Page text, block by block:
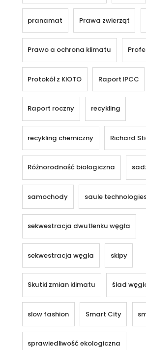
pranamat Prawa zwierząt
Prawo a ochrona klimatu
Protokół z KIOTO Raport IPCC
Raport roczny recykling
recykling chemiczny Richard
Różnorodność biologiczna
samochody saule
sekwestracja dwutlenku węgla
sekwestracja węgla skipy
Skutki zmian klimatu ślad
slow fashion Smart City
sprawiedliwość ekologiczna